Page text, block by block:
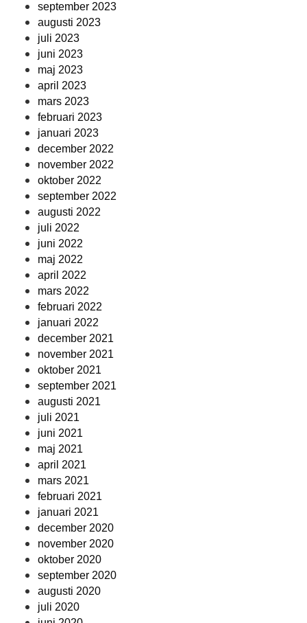
september 2023
augusti 2023
juli 2023
juni 2023
maj 2023
april 2023
mars 2023
februari 2023
januari 2023
december 2022
november 2022
oktober 2022
september 2022
augusti 2022
juli 2022
juni 2022
maj 2022
april 2022
mars 2022
februari 2022
januari 2022
december 2021
november 2021
oktober 2021
september 2021
augusti 2021
juli 2021
juni 2021
maj 2021
april 2021
mars 2021
februari 2021
januari 2021
december 2020
november 2020
oktober 2020
september 2020
augusti 2020
juli 2020